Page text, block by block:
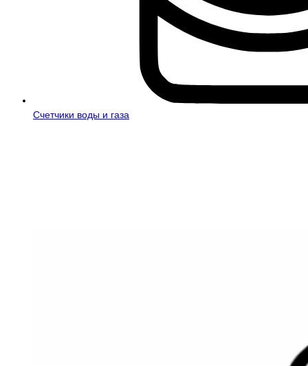
Счетчики воды и газа